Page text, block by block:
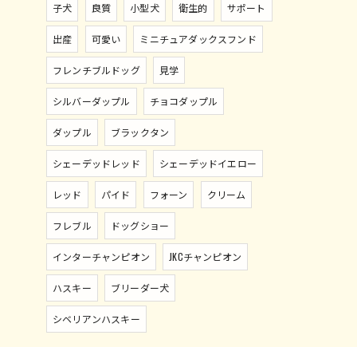
子犬 良質 小型犬 衛生的 サポート
出産 可愛い ミニチュアダックスフンド
フレンチブルドッグ 見学
シルバーダップル チョコダップル
ダップル ブラックタン
シェーデッドレッド シェーデッドイエロー
レッド パイド フォーン クリーム
フレブル ドッグショー
インターチャンピオン JKCチャンピオン
ハスキー ブリーダー犬
シベリアンハスキー